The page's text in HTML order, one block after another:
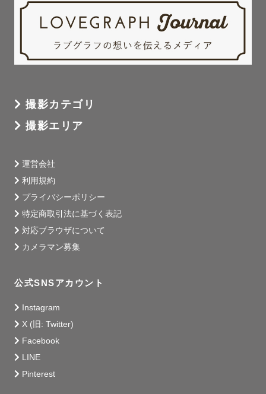
撮影カテゴリ
撮影エリア
運営会社
利用規約
プライバシーポリシー
特定商取引法に基づく表記
対応ブラウザについて
カメラマン募集
公式SNSアカウント
Instagram
X (旧: Twitter)
Facebook
LINE
Pinterest